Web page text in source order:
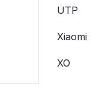
UTP
Xiaomi
XO